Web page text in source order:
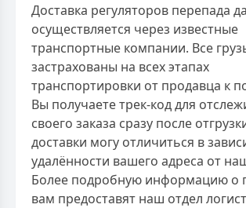
Доставка регуляторов перепада
осуществляется через известные
транспортные компании. Все
застрахованы на всех этапах
транспортировки от продавца к
Вы получаете трек-код для
своего заказа сразу после
доставки могу отличиться в
удалённости вашего адреса от
Более подробную информацию о
вам предоставят наш отдел